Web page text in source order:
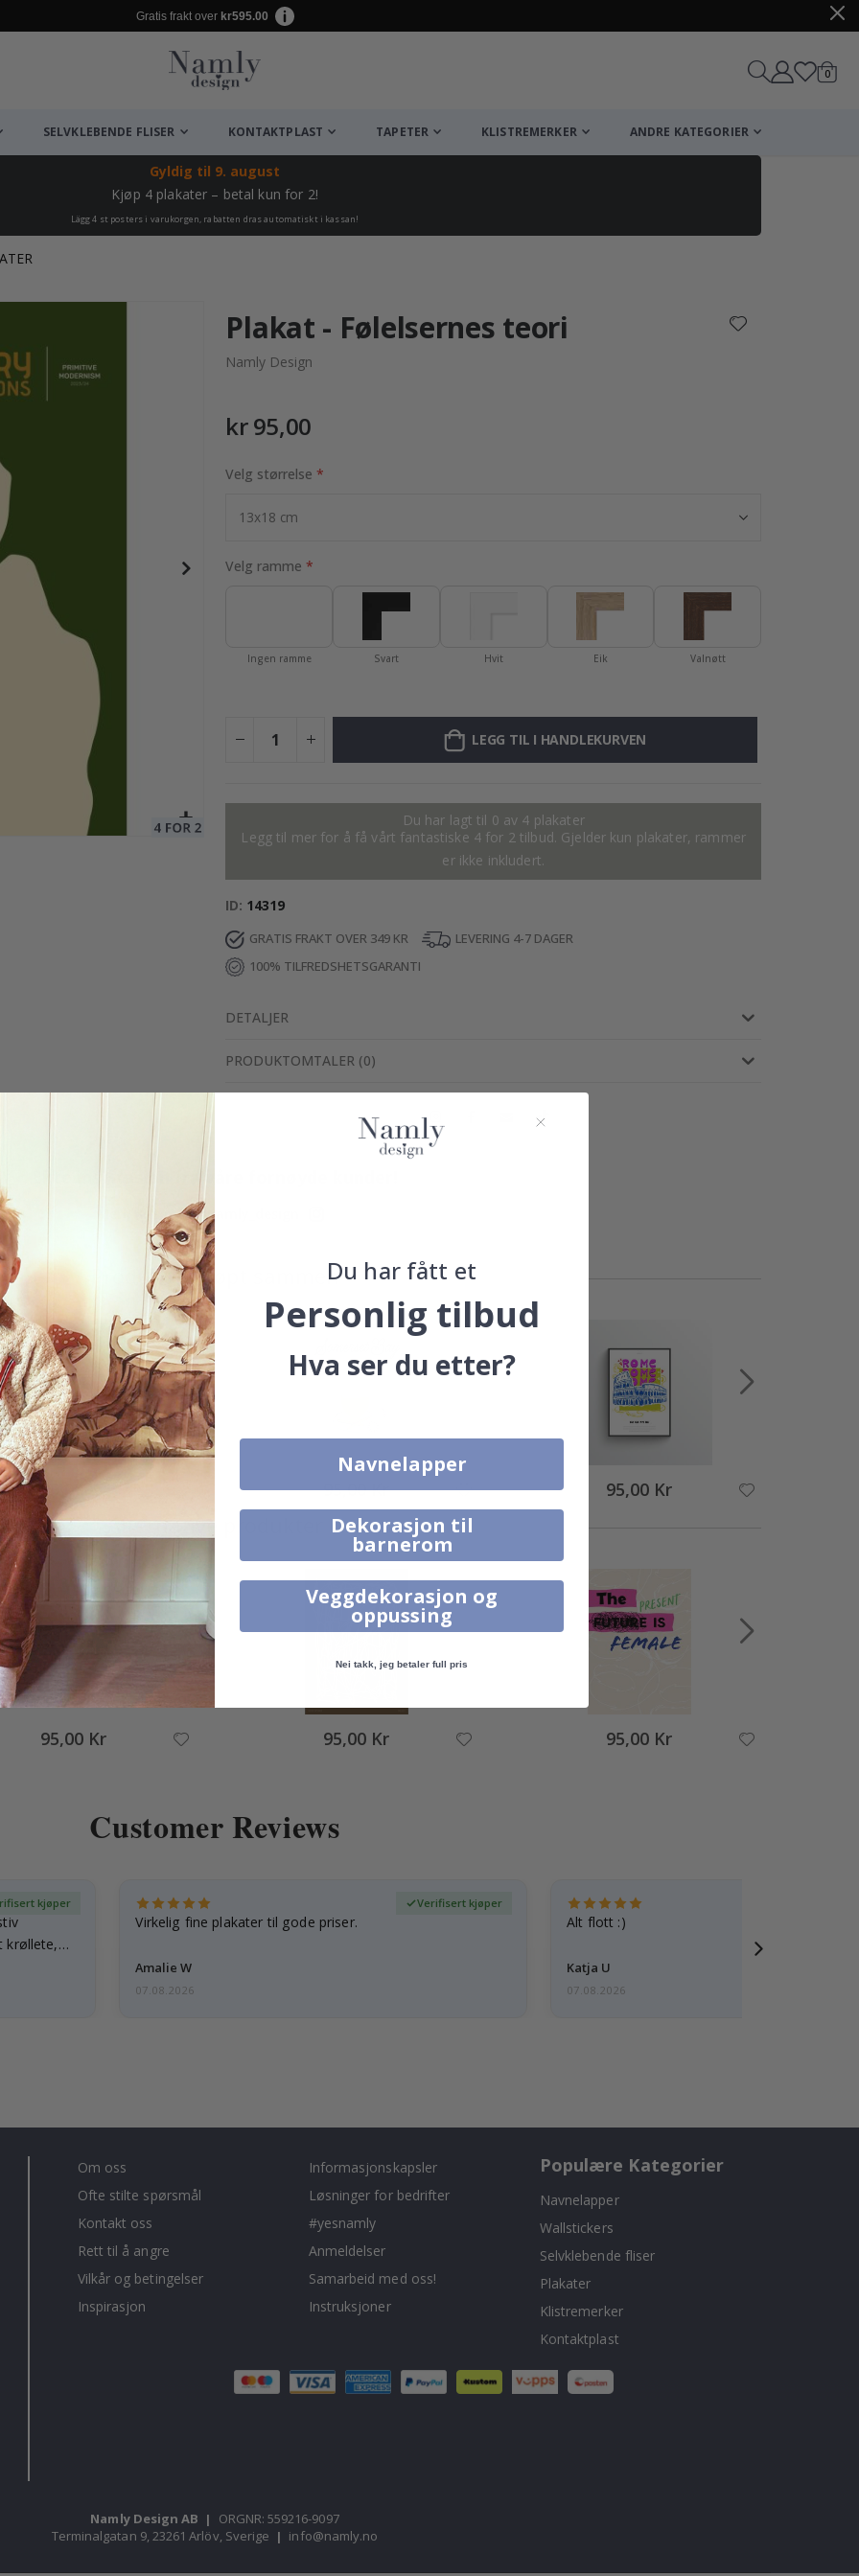
Gratis frakt over kr595.00
0varer
SELVKLEBENDE FLISER KONTAKTPLAST TAPETER KLISTREMERKER ANDRE KATEGORIER
Gyldig til 9. august
Kjøp 4 plakater – betal kun for 2!
Lägg 4 st posters i varukorgen, rabatten dras automatiskt i kassan!
95,00 Kr
Plakat - Følelsernes teori
Namly Design
kr 95,00
Velg størrelse
Velg ramme
Ingen ramme Svart Hvit Eik Valnøtt
LEGG TIL I HANDLEKURVEN
Du har lagt til 0 av 4 plakater
Legg til mer for å få vårt fantastiske 4 for 2 tilbud. Gjelder kun plakater, rammer
er ikke inkludert.
ID 14319
GRATIS FRAKT OVER 349 KR
LEVERING 4-7 DAGER
100% TILFREDSHETSGARANTI
DETALJER
PRODUKTOMTALER (0)
Ekte inspirasjon fra våre fornøyde kunder!
Merk ditt med #namly_design
Produkter kjøpt sammen
95,00 Kr 95,00 Kr 95,00 Kr
Alternative produkter
95,00 Kr 95,00 Kr 95,00 Kr
Customer Reviews
krøllete,
kjøper
Virkelig fine plakater til gode priser.
Amalie W
Verifisert kjøper
07.08.2026
Alt flott :)
Katja U
07.08.2026
Om oss
Ofte stilte spørsmål
Kontakt oss
Rett til å angre
Vilkår og betingelser
Inspirasjon
Informasjonskapsler
Løsninger for bedrifter
#yesnamly
Anmeldelser
Samarbeid med oss!
Instruksjoner
Populære Kategorier
Navnelapper
Wallstickers
Selvklebende fliser
Plakater
Klistremerker
Kontaktplast
Namly Design AB |
ORGNR: 559216-9097
Terminalgatan 9, 23261 Arlöv, Sverige | info@namly.no
Du har fått et
Personlig tilbud
Hva ser du etter?
Navnelapper
Dekorasjon til
barnerom
Veggdekorasjon og
oppussing
Nei takk, jeg betaler full pris